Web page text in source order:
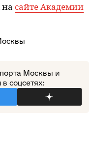
на сайте Академии
Москвы и
соцсетях: